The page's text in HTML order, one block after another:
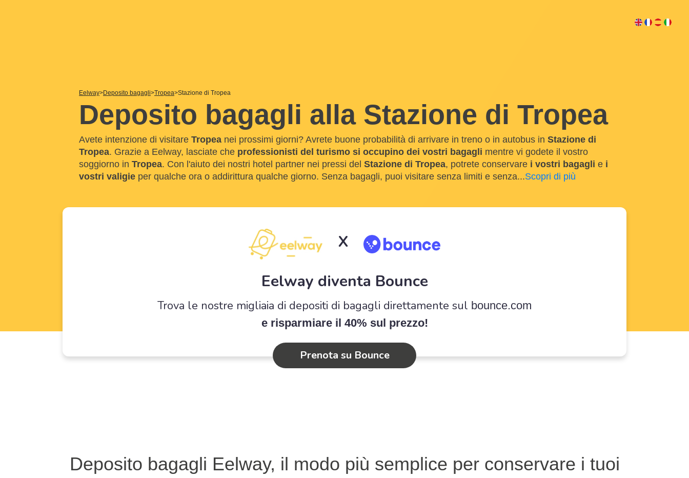
Eelway Deposito bagagli Tropea Stazione di Tropea
Deposito bagagli alla Stazione di Tropea
Avete intenzione di visitare Tropea nei prossimi giorni? Avrete buone probabilità di arrivare in treno o in autobus in Stazione di
Tropea. Grazie a Eelway, lasciate che professionisti del turismo si occupino dei vostri bagagli mentre vi godete il vostro
soggiorno in Tropea. Con l'aiuto dei nostri hotel partner nei pressi del Stazione di Tropea, potrete conservare i vostri bagagli e i
vostri valigie per qualche ora o addirittura qualche giorno. Senza bagagli, puoi visitare senza limiti e senza...Scopri di più
X
Eelway diventa Bounce
Trova le nostre migliaia di depositi di bagagli direttamente sul bounce.com
e risparmiare il 40% sul prezzo!
Prenota su Bounce
Deposito bagagli Eelway, il modo più semplice per conservare i tuoi